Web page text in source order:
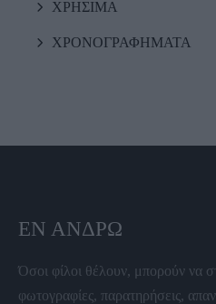
ΧΡΗΣΙΜΑ
ΧΡΟΝΟΓΡΑΦΗΜΑΤΑ
ΕΝ ΆΝΔΡΩ
Όσοι φίλοι θέλουν, μπορούν να
φωτογραφίες, παρατηρήσεις,